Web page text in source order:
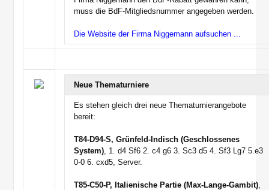
muss die BdF-Mitgliedsnummer angegeben werden.
Die Website der Firma Niggemann aufsuchen ...
Neue Thematurniere
Es stehen gleich drei neue Thematurnierangebote
bereit:
T84-D94-S, Grünfeld-Indisch (Geschlossenes
System), 1. d4 Sf6 2. c4 g6 3. Sc3 d5 4. Sf3 Lg7 5.e3
0-0 6. cxd5, Server.
T85-C50-P, Italienische Partie (Max-Lange-Gambit),